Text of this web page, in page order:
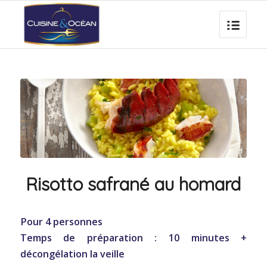
Risotto safrané au homard
Pour 4 personnes
Temps de préparation : 10 minutes +
décongélation la veille